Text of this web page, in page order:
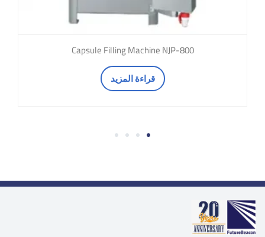
Capsule Filling Machine NJP-800
قراءة المزيد
1
2
3
4